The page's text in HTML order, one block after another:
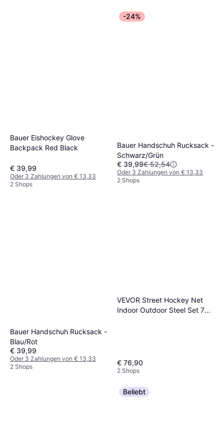
Bauer Eishockey Glove
Backpack Red Black
€ 39,99
Oder 3 Zahlungen von € 13,33
2 Shops
-24%
Bauer Handschuh Rucksack -
Schwarz/Grün
€ 39,99€ 52,54
Oder 3 Zahlungen von € 13,33
2 Shops
Bauer Handschuh Rucksack -
Blau/Rot
€ 39,99
Oder 3 Zahlungen von € 13,33
2 Shops
VEVOR Street Hockey Net
Indoor Outdoor Steel Set 72
€ 76,90
2 Shops
Beliebt